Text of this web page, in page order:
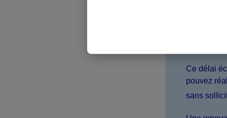
? Prenez
initier
Ce délai
pouvez
sans